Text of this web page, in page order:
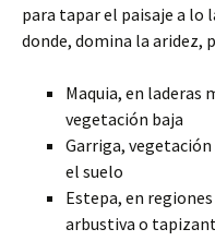
para tapar el paisaje a lo
donde, domina la aridez,
Maquia, en laderas
vegetación baja
Garriga,
el suelo
Estepa, en
arbustiva o